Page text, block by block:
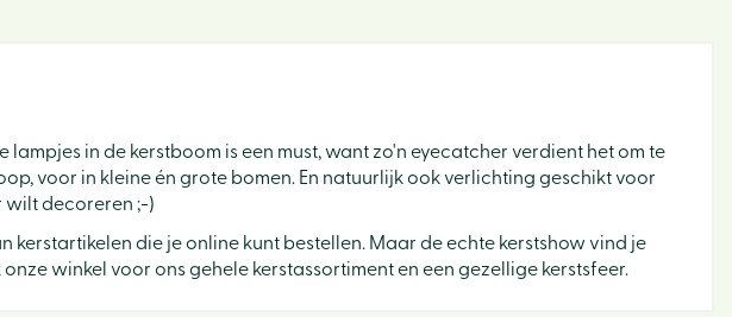
in de kerstboom is een must, want zo'n eyecatcher verdient het om te
voor in kleine én grote bomen. En natuurlijk ook verlichting geschikt voor
wilt decoreren ;-)
kerstartikelen die je online kunt bestellen. Maar de echte kerstshow vind je
onze winkel voor ons gehele kerstassortiment en een gezellige kerstsfeer.